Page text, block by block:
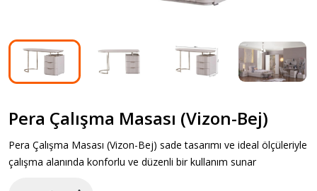
Pera Çalışma Masası (Vizon-Bej)
Pera Çalışma Masası (Vizon-Bej) sade tasarımı ve ideal ölçüleriyle
çalışma alanında konforlu ve düzenli bir kullanım sunar